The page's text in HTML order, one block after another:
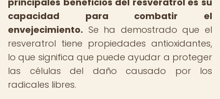
capacidad para combatir el
envejecimiento. Se ha demostrado que el
resveratrol tiene propiedades antioxidantes,
lo que significa que puede ayudar a proteger
las células del daño causado por los
radicales libres.